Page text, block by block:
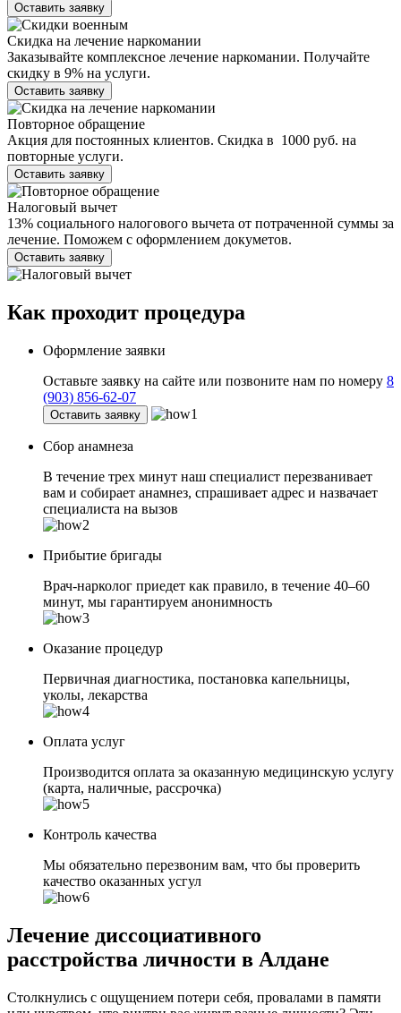
Оставить заявку
Скидка на лечение наркомании
Заказывайте комплексное лечение наркомании. Получайте
скидку в 9% на услуги.
Оставить заявку
Повторное обращение
Акция для постоянных клиентов. Скидка в 1000 руб. на
повторные услуги.
Оставить заявку
Налоговый вычет
13% социального налогового вычета от потраченной суммы за
лечение. Поможем с оформлением докуметов.
Оставить заявку
Как проходит процедура
Оформление заявки
Оставьте заявку на сайте или позвоните нам по номеру 8
(903) 856-62-07
Оставить заявку
Сбор анамнеза
В течение трех минут наш специалист перезванивает
вам и собирает анамнез, спрашивает адрес и назвачает
специалиста на вызов
Прибытие бригады
Врач-нарколог приедет как правило, в течение 40–60
минут, мы гарантируем анонимность
Оказание процедур
Первичная диагностика, постановка капельницы,
уколы, лекарства
Оплата услуг
Производится оплата за оказанную медицинскую услугу
(карта, наличные, рассрочка)
Контроль качества
Мы обязательно перезвоним вам, что бы проверить
качество оказанных усгул
Лечение диссоциативного
расстройства личности в Алдане
Столкнулись с ощущением потери себя, провалами в памяти